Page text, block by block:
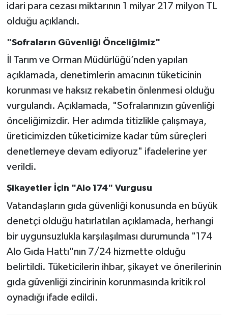
idari para cezası miktarının 1 milyar 217 milyon TL
olduğu açıklandı.
"Sofraların Güvenliği Önceliğimiz"
İl Tarım ve Orman Müdürlüğü’nden yapılan
açıklamada, denetimlerin amacının tüketicinin
korunması ve haksız rekabetin önlenmesi olduğu
vurgulandı. Açıklamada, "Sofralarınızın güvenliği
önceliğimizdir. Her adımda titizlikle çalışmaya,
üreticimizden tüketicimize kadar tüm süreçleri
denetlemeye devam ediyoruz" ifadelerine yer
verildi.
Şikayetler İçin "Alo 174" Vurgusu
Vatandaşların gıda güvenliği konusunda en büyük
denetçi olduğu hatırlatılan açıklamada, herhangi
bir uygunsuzlukla karşılaşılması durumunda "174
Alo Gıda Hattı"nın 7/24 hizmette olduğu
belirtildi. Tüketicilerin ihbar, şikayet ve önerilerinin
gıda güvenliği zincirinin korunmasında kritik rol
oynadığı ifade edildi.